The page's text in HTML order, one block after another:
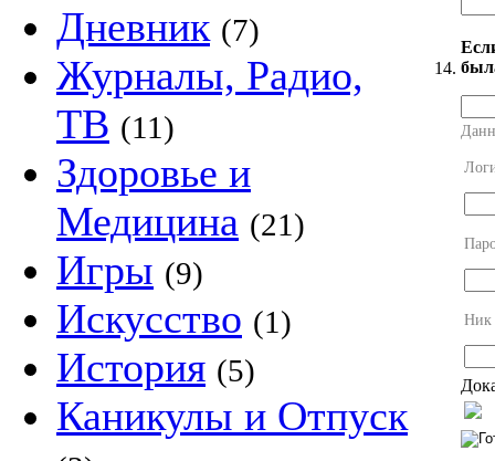
Дневник (7)
Журналы, Радио,
ТВ (11)
Здоровье и
Медицина (21)
Игры (9)
Искусство (1)
История (5)
Каникулы и Отпуск
14.
Ник